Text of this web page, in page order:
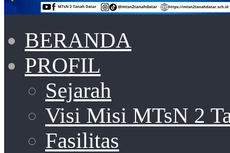
BERANDA
PROFIL
Sejarah
Visi Misi MTsN 2
Fasilitas